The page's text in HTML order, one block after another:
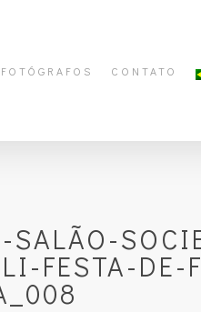
CONTATO
SALÃO-
FESTA-DE-